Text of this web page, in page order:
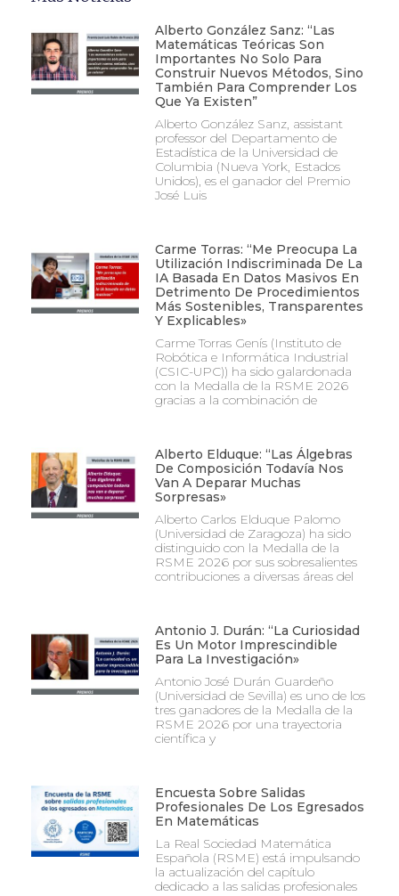
Alberto González Sanz: “Las
Matemáticas Teóricas Son
Importantes No Solo Para
Construir Nuevos Métodos, Sino
También Para Comprender Los
Que Ya Existen”
Alberto González Sanz, assistant
professor del Departamento de
Estadística de la Universidad de
Columbia (Nueva York, Estados
Unidos), es el ganador del Premio
José Luis
Carme Torras: “Me Preocupa La
Utilización Indiscriminada De La
IA Basada En Datos Masivos En
Detrimento De Procedimientos
Más Sostenibles, Transparentes
Y Explicables»
Carme Torras Genís (Instituto de
Robótica e Informática Industrial
(CSIC-UPC)) ha sido galardonada
con la Medalla de la RSME 2026
gracias a la combinación de
Alberto Elduque: “Las Álgebras
De Composición Todavía Nos
Van A Deparar Muchas
Sorpresas»
Alberto Carlos Elduque Palomo
(Universidad de Zaragoza) ha sido
distinguido con la Medalla de la
RSME 2026 por sus sobresalientes
contribuciones a diversas áreas del
Antonio J. Durán: “La Curiosidad
Es Un Motor Imprescindible
Para La Investigación»
Antonio José Durán Guardeño
(Universidad de Sevilla) es uno de los
tres ganadores de la Medalla de la
RSME 2026 por una trayectoria
científica y
Encuesta Sobre Salidas
Profesionales De Los Egresados
En Matemáticas
La Real Sociedad Matemática
Española (RSME) está impulsando
la actualización del capítulo
dedicado a las salidas profesionales